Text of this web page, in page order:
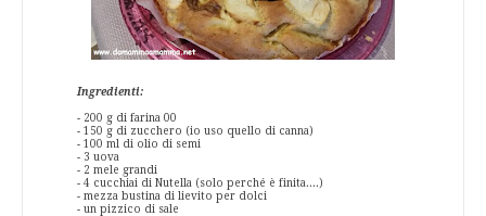
Ingredienti:
- 200 g di farina 00
- 150 g di zucchero (io uso quello di canna)
- 100 ml di olio di semi
- 3 uova
- 2 mele grandi
- 4 cucchiai di Nutella (solo perché è finita....)
- mezza bustina di lievito per dolci
- un pizzico di sale